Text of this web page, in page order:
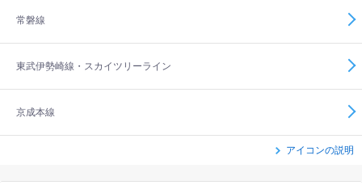
常磐線
東武伊勢崎線・スカイツリーライン
京成本線
アイコンの説明